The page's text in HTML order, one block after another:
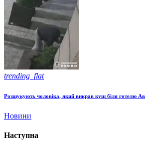
trending_flat
Розшукують чоловіка, який викрав кущ біля готелю
Новини
Наступна